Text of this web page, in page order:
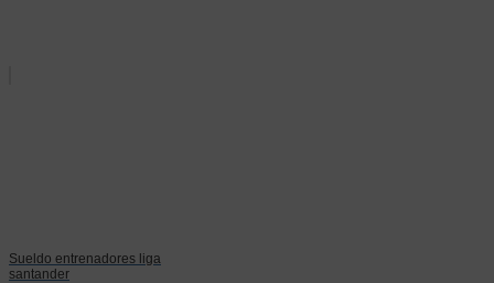
Sueldo entrenadores liga
santander